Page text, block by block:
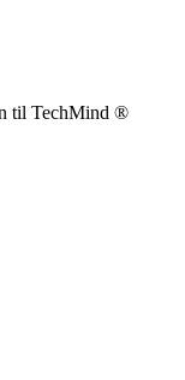
til TechMind ®